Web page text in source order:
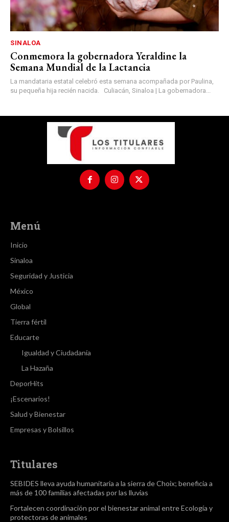
SINALOA
Conmemora la gobernadora Yeraldine la
Semana Mundial de la Lactancia
La mandataria estatal celebró esta semana acompañada por Paulina,
su pequeña hija recién nacida. Culiacán, Sinaloa | La gobernadora...
Menú
Inicio
Sinaloa
Seguridad y Justicia
México
Global
Tierra fértil
Educarte
Igualdad y Ciudadanía
La Hazaña
DeporHits
¡Escenarios!
Salud y Bienestar
Empresas y Bolsillos
Titulares
SEBIDES lleva ayuda humanitaria a la sierra de Choix; beneficia a
más de 100 familias afectadas por las lluvias
Fortalecen coordinación por el bienestar animal entre Ecología y
protectoras de animales